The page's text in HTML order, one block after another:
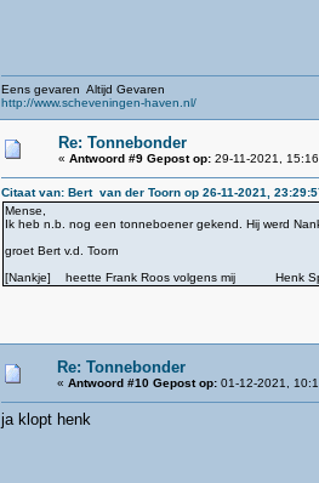
Eens gevaren Altijd Gevaren
http://www.scheveningen-haven.nl/
Re: Tonnebonder
« Antwoord #9 Gepost op:29-11-2021,
Citaat van: Bert van der Toorn op 26-11-2021,
Mense,
Ik heb n.b. nog een tonneboener gekend. Hij werd
groet Bert v.d. Toorn
[Nankje] heette Frank Roos volgens mij
Re: Tonnebonder
« Antwoord #10 Gepost op:01-12-2021,
ja klopt henk